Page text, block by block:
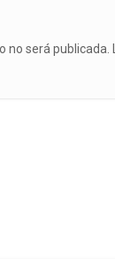
no será publicada.